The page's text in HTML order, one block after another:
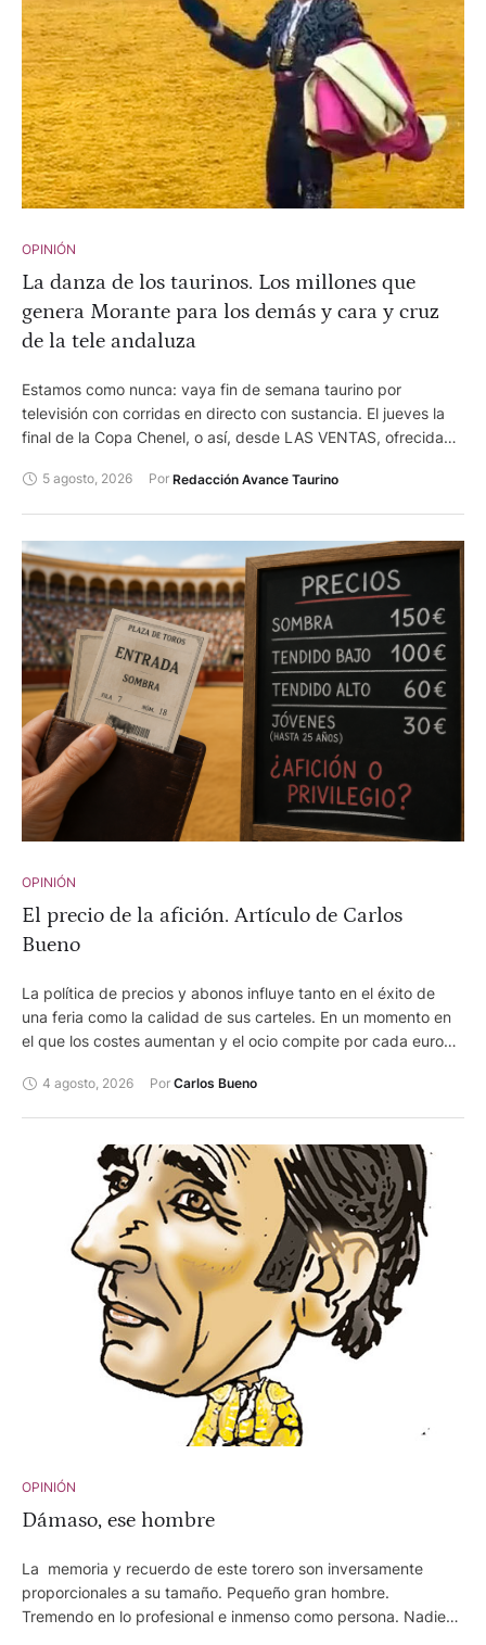
OPINIÓN
La danza de los taurinos. Los millones que
genera Morante para los demás y cara y cruz
de la tele andaluza
Estamos como nunca: vaya fin de semana taurino por
televisión con corridas en directo con sustancia. El jueves la
final de la Copa Chenel, o así, desde LAS VENTAS, ofrecida
después de 50 años y el sábado desde EL PUERTO con su
en directo. Ensalada a viva voz con algunos de los
comentaristas. Gente con negocios del toro, repartiendo
verdad e independencia... Estupendo.
5 agosto, 2026 Por Redacción Avance Taurino
OPINIÓN
El precio de la afición. Artículo de Carlos
Bueno
La política de precios y abonos influye tanto en el éxito de
una feria como la calidad de sus carteles. En un momento en
el que los costes aumentan y el ocio compite por cada euro
empresarial y el acceso del público se ha convertido en uno
4 agosto, 2026 Por Carlos Bueno
OPINIÓN
Dámaso, ese hombre
La memoria y recuerdo de este torero son inversamente
proporcionales a su tamaño. Pequeño gran hombre.
Tremendo en lo profesional e inmenso como persona. Nadie